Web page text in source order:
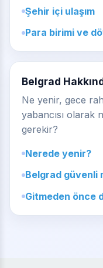
Şehir içi ulaşım
Para birimi ve
Belgrad
Ne yenir, gece
yabancısı olarak
gerekir?
Nerede yenir?
Belgrad güvenli
Gitmeden önce